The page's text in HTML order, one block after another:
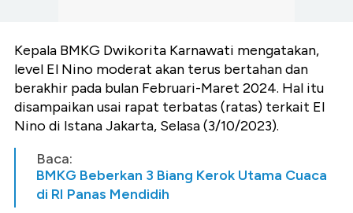
Kepala BMKG Dwikorita Karnawati mengatakan,
level El Nino moderat akan terus bertahan dan
berakhir pada bulan Februari-Maret 2024. Hal itu
disampaikan usai rapat terbatas (ratas) terkait El
Nino di Istana Jakarta, Selasa (3/10/2023).
Baca:
BMKG Beberkan 3 Biang Kerok Utama Cuaca
di RI Panas Mendidih